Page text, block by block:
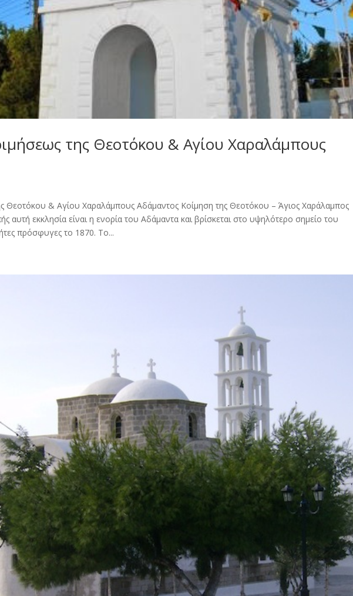
της Θεοτόκου & Αγίου Χαραλάμπους
Θεοτόκου & Αγίου Χαραλάμπους Αδάμαντος Κοίμηση της Θεοτόκου – Άγιος Χαράλαμπος
αυτή εκκλησία είναι η ενορία του Αδάμαντα και βρίσκεται στο υψηλότερο σημείο του
πρόσφυγες το 1870. Το...